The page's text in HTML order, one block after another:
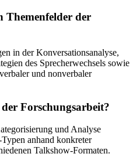
Themenfelder der
in der Konversationsanalyse,
des Sprecherwechsels sowie
und nonverbaler
Forschungsarbeit?
und Analyse
anhand konkreter
Talkshow-Formaten.